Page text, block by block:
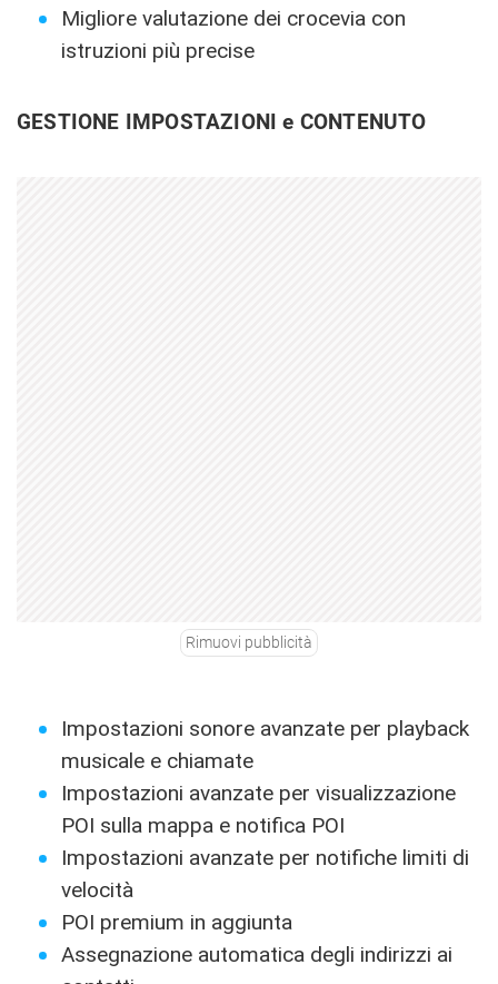
Migliore valutazione dei crocevia con
istruzioni più precise
GESTIONE IMPOSTAZIONI e CONTENUTO
Rimuovi pubblicità
Impostazioni sonore avanzate per playback
musicale e chiamate
Impostazioni avanzate per visualizzazione
POI sulla mappa e notifica POI
Impostazioni avanzate per notifiche limiti di
velocità
POI premium in aggiunta
Assegnazione automatica degli indirizzi ai